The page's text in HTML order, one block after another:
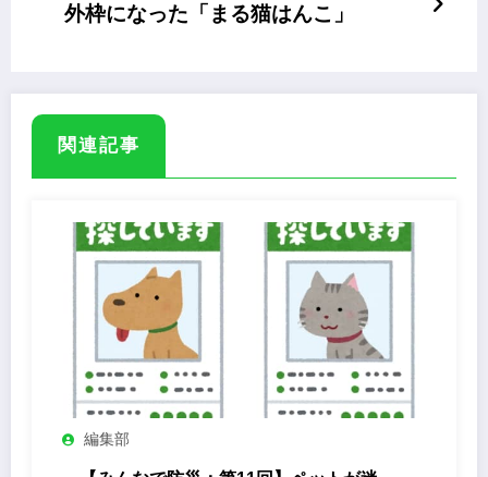
外枠になった「まる猫はんこ」
関連記事
編集部